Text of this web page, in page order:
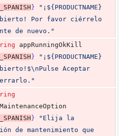
} " ¡${PRODUCTNAME}
Por favor ciérrelo
de nuevo. "
} " ¡${PRODUCTNAME}
$\nPulse Aceptar
"
} " Elija la
de mantenimiento que